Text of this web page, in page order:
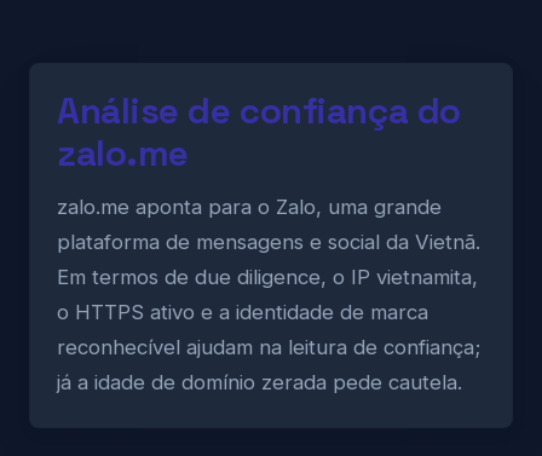
Análise de confiança do
zalo.me
zalo.me aponta para o Zalo, uma grande
plataforma de mensagens e social da Vietnã.
Em termos de due diligence, o IP vietnamita,
o HTTPS ativo e a identidade de marca
reconhecível ajudam na leitura de confiança;
já a idade de domínio zerada pede cautela.